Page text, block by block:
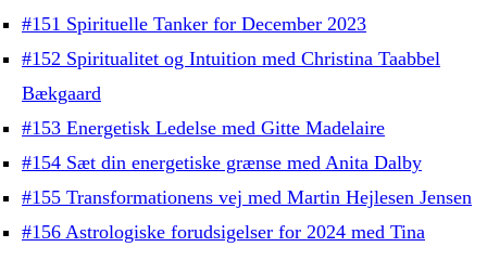
#151 Spirituelle Tanker for December 2023
#152 Spiritualitet og Intuition med Christina Taabbel
Bækgaard
#153 Energetisk Ledelse med Gitte Madelaire
#154 Sæt din energetiske grænse med Anita Dalby
#155 Transformationens vej med Martin Hejlesen Jensen
#156 Astrologiske forudsigelser for 2024 med Tina